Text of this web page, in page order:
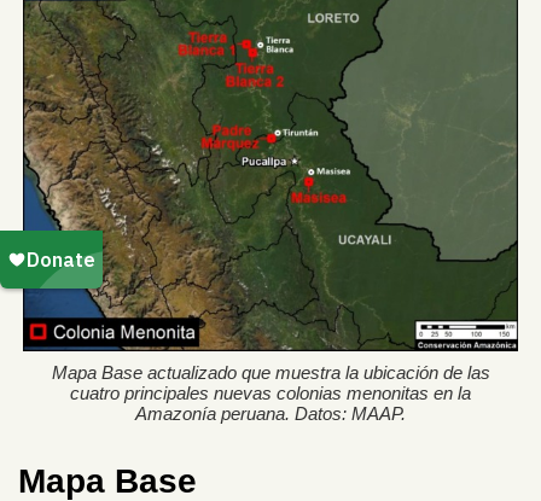
Mapa Base actualizado que muestra la ubicación de las
cuatro principales nuevas colonias menonitas en la
Amazonía peruana. Datos: MAAP.
Mapa Base